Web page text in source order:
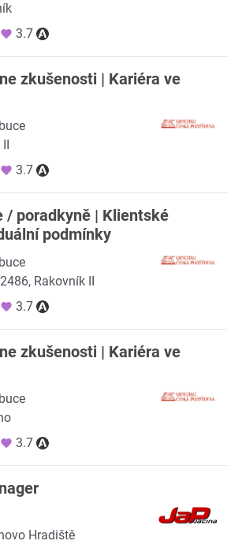
3.7
zkušenosti | Kariéra ve
3.7
/ poradkyně | Klientské
podmínky
Rakovník II
3.7
zkušenosti | Kariéra ve
3.7
Hradiště